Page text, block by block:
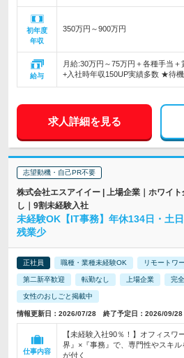
初年度
年収
350万円～900万円
給与
月給:30万円～75万円＋各種手当
+入社時年収150UP実績多数 ★待
求人詳細を見る
志望動機・自己PR不要
株式会社エスアイイー | 上場企業｜ホワイ
し｜9割未経験入社
未経験OK【IT事務】年休134日・
残業少
正社員 職種・業種未経験OK リモートワ
第二新卒歓迎 転勤なし 上場企業 完
女性のおしごと掲載中
情報更新日：2026/07/28 終了予定日：2026/09/28
仕事内容
【未経験入社90％！】オフィスワ
界』×『事務』で、専門性やスキ
が付く